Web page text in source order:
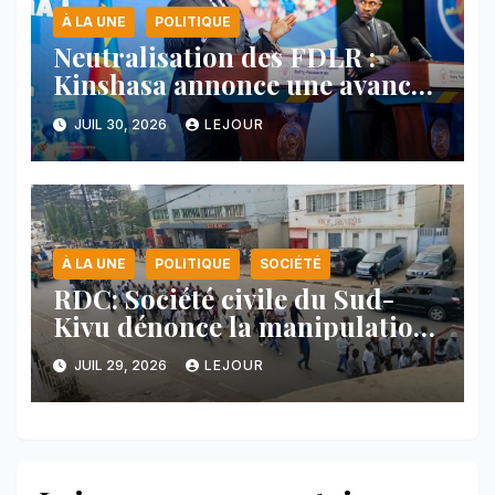
À LA UNE POLITIQUE
Neutralisation des FDLR :
Kinshasa annonce une avancée
majeure et maintient sa ligne
face au Rwanda
JUIL 30, 2026 LEJOUR
À LA UNE POLITIQUE SOCIÉTÉ
RDC: Société civile du Sud-
Kivu dénonce la manipulation
des manifestations par
l’AFC/M23
JUIL 29, 2026 LEJOUR